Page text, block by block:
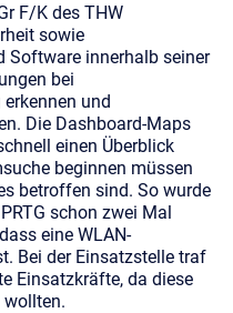
F/K des THW
sowie
Software innerhalb seiner
bei
und
Die Dashboard-Maps
einen Überblick
beginnen müssen
betroffen sind. So wurde
schon zwei Mal
eine WLAN-
Bei der Einsatzstelle traf
Einsatzkräfte, da diese
wollten.